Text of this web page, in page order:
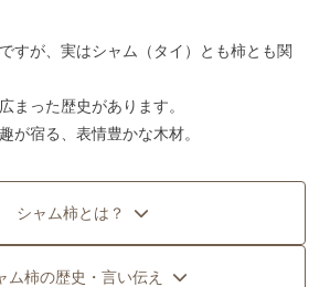
すが、実はシャム（タイ）とも柿とも関
まった歴史があります。
が宿る、表情豊かな木材。
シャム柿とは？
ム柿の歴史・言い伝え